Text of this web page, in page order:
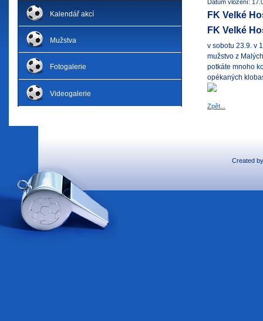
Kalendář akcí
Mužstva
Fotogalerie
Videogalerie
Datum vložení:
FK Velké
FK Velké
v sobotu 23.9. v
mužstvo z
potkáte mnoho
opékaných
Zpět...
Created